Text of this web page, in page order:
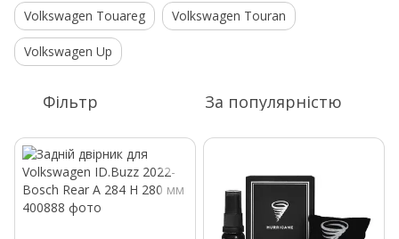
Volkswagen Touareg Volkswagen Touran
Volkswagen Up
Фільтр За популярністю